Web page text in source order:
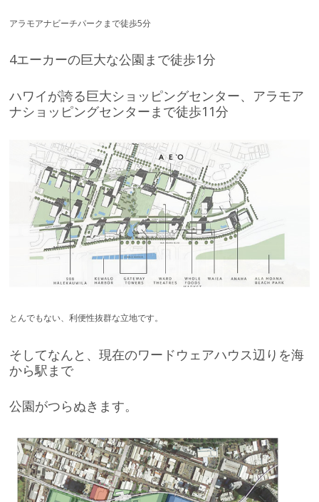
アラモアナビーチパークまで徒歩5分
4エーカーの巨大な公園まで徒歩1分
ハワイが誇る巨大ショッピングセンター、アラモア
ナショッピングセンターまで徒歩11分
とんでもない、利便性抜群な立地です。
そしてなんと、現在のワードウェアハウス辺りを海
から駅まで
公園がつらぬきます。